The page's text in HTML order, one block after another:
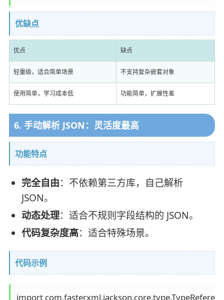
优缺点
优点 缺点
轻量级，适合简单场景 不支持复杂嵌套对象
使用简单，学习成本低 功能简单，扩展性差
6. 手动解析 JSON：灵活度最高
功能特点
完全自由：不依赖第三方库，自己解析
JSON。
动态处理：适合不规则字段结构的 JSON。
代码复杂度高：适合特殊场景。
代码示例
import